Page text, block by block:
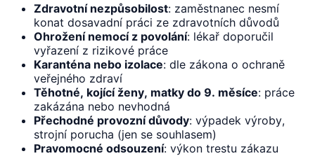
Zdravotní nezpůsobilost: zaměstnanec nesmí
konat dosavadní práci ze zdravotních důvodů
Ohrožení nemocí z povolání: lékař doporučil
vyřazení z rizikové práce
Karanténa nebo izolace: dle zákona o ochraně
veřejného zdraví
Těhotné, kojící ženy, matky do 9. měsíce: práce
zakázána nebo nevhodná
Přechodné provozní důvody: výpadek výroby,
strojní porucha (jen se souhlasem)
Pravomocné odsouzení: výkon trestu zákazu